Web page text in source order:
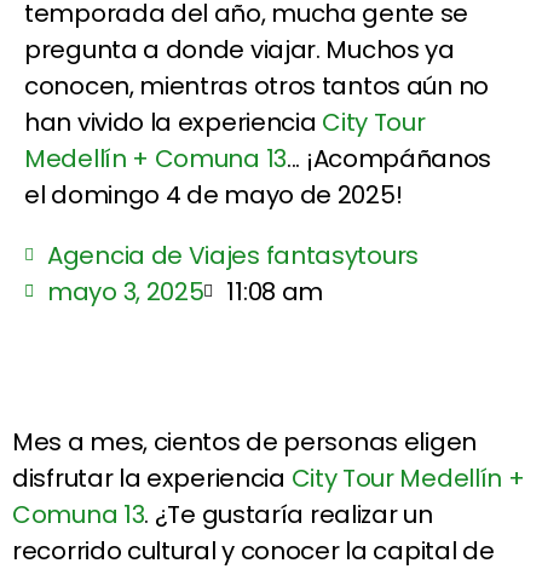
temporada del año, mucha gente se
pregunta a donde viajar. Muchos ya
conocen, mientras otros tantos aún no
han vivido la experiencia City Tour
Medellín + Comuna 13... ¡Acompáñanos
el domingo 4 de mayo de 2025!
Agencia de Viajes fantasytours
mayo 3, 2025
11:08 am
Mes a mes, cientos de personas eligen
disfrutar la experiencia City Tour Medellín +
Comuna 13. ¿Te gustaría realizar un
recorrido cultural y conocer la capital de